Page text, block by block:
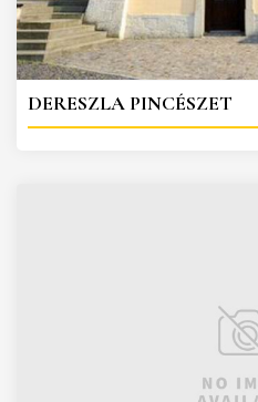
DERESZLA PINCÉSZET